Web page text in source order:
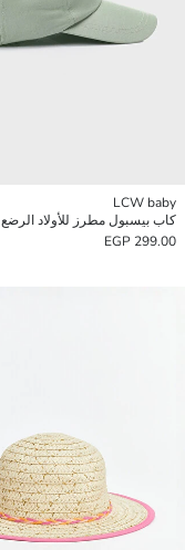
LCW baby
كاب بيسبول مطرز للأولاد الرضع
299.00 EGP